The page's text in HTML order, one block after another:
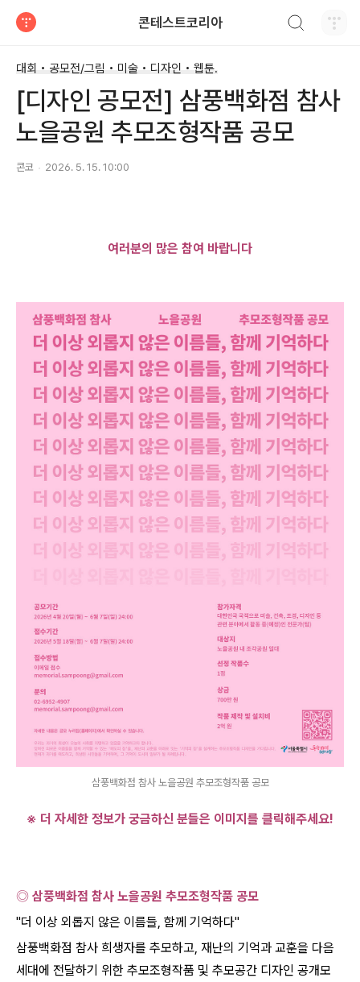
콘테스트코리아
대회 • 공모전/그림 • 미술 • 디자인 • 웹툰.
[디자인 공모전] 삼풍백화점 참사
노을공원 추모조형작품 공모
콘코 2026. 5. 15. 10:00
여러분의 많은 참여 바랍니다
삼풍백화점 참사 노을공원 추모조형작품 공모
※ 더 자세한 정보가 궁금하신 분들은 이미지를 클릭해주세요!
◎ 삼풍백화점 참사 노을공원 추모조형작품 공모
"더 이상 외롭지 않은 이름들, 함께 기억하다"
삼풍백화점 참사 희생자를 추모하고, 재난의 기억과 교훈을 다음
세대에 전달하기 위한 추모조형작품 및 추모공간 디자인 공개모